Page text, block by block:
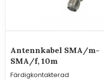
Antennkabel SMA/m-
SMA/f, 10m
Färdigkontakterad